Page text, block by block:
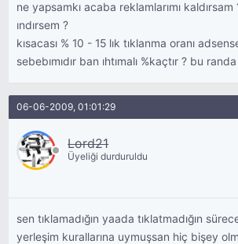
ne yapsamkı acaba reklamlarımı kaldırsam
ındırsem ?
kısacası % 10 - 15 lık tıklanma oranı
sebebımıdır ban ıhtımalı %kaçtır ? bu
06-06-2009, 01:01:29
Lord21
Üyeliği durduruldu
sen tıklamadığın yaada tıklatmadığın
yerleşim kurallarına uymuşsan hiç bişey